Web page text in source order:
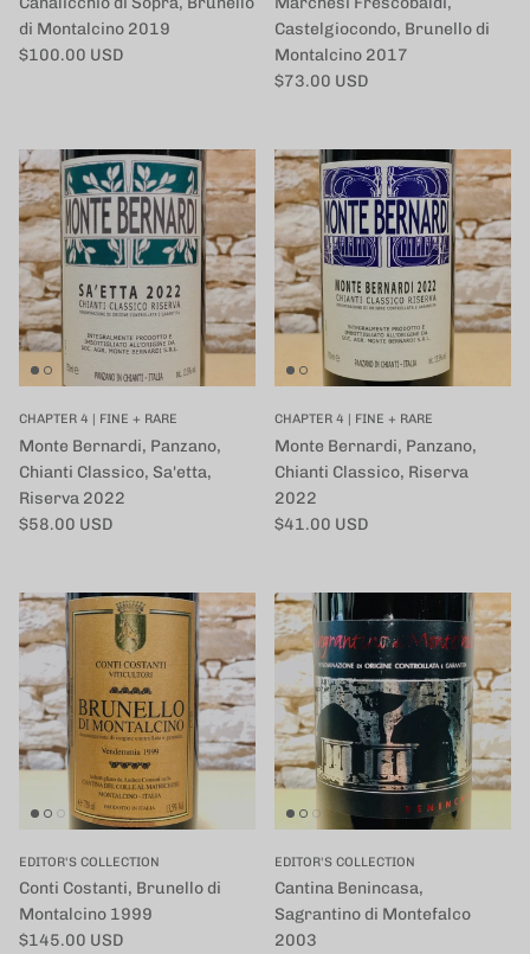
di Montalcino 2019
定価
$100.00 USD
Castelgiocondo, Brunello di
Montalcino 2017
定価
$73.00 USD
CHAPTER 4 | FINE + RARE
Monte Bernardi, Panzano,
Chianti Classico, Sa'etta,
Riserva 2022
定価
$58.00 USD
CHAPTER 4 | FINE + RARE
Monte Bernardi, Panzano,
Chianti Classico, Riserva
2022
定価
$41.00 USD
EDITOR'S COLLECTION
Conti Costanti, Brunello di
Montalcino 1999
定価
$145.00 USD
EDITOR'S COLLECTION
Cantina Benincasa,
Sagrantino di Montefalco
2003